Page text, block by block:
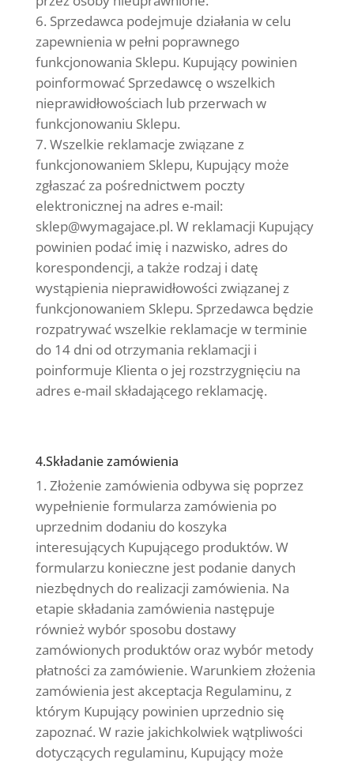
Sprzedawca podejmuje działania w celu
zapewnienia w pełni poprawnego
funkcjonowania Sklepu. Kupujący powinien
poinformować Sprzedawcę o wszelkich
nieprawidłowościach lub przerwach w
funkcjonowaniu Sklepu.
Wszelkie reklamacje związane z
funkcjonowaniem Sklepu, Kupujący może
zgłaszać za pośrednictwem poczty
elektronicznej na adres e-mail:
sklep@wymagajace.pl. W reklamacji Kupujący
powinien podać imię i nazwisko, adres do
korespondencji, a także rodzaj i datę
wystąpienia nieprawidłowości związanej z
funkcjonowaniem Sklepu. Sprzedawca będzie
rozpatrywać wszelkie reklamacje w terminie
do 14 dni od otrzymania reklamacji i
poinformuje Klienta o jej rozstrzygnięciu na
adres e-mail składającego reklamację.
4.Składanie zamówienia
Złożenie zamówienia odbywa się poprzez
wypełnienie formularza zamówienia po
uprzednim dodaniu do koszyka
interesujących Kupującego produktów. W
formularzu konieczne jest podanie danych
niezbędnych do realizacji zamówienia. Na
etapie składania zamówienia następuje
również wybór sposobu dostawy
zamówionych produktów oraz wybór metody
płatności za zamówienie. Warunkiem złożenia
zamówienia jest akceptacja Regulaminu, z
którym Kupujący powinien uprzednio się
zapoznać. W razie jakichkolwiek wątpliwości
dotyczących regulaminu, Kupujący może